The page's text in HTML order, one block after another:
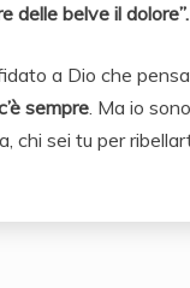
delle belve il dolore”.
a Dio che
sempre. Ma io
chi sei tu per